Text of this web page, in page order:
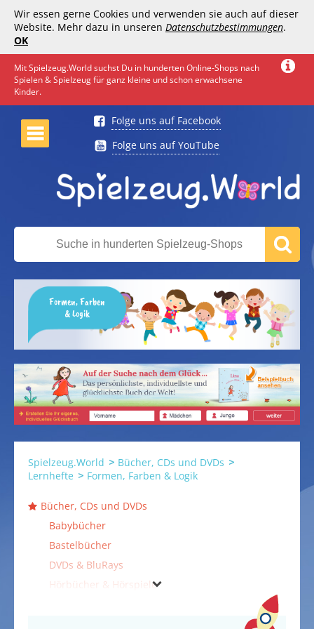
Wir essen gerne Cookies und verwenden sie auch auf dieser
Website. Mehr dazu in unseren Datenschutzbestimmungen.
OK
Mit Spielzeug.World suchst Du in hunderten Online-Shops nach
Spielen & Spielzeug für ganz kleine und schon erwachsene
Kinder.
Folge uns auf Facebook
Folge uns auf YouTube
Formen, Farben
& Logik
Spielzeug.World
Bücher, CDs und DVDs
Lernhefte
Formen, Farben & Logik
Bücher, CDs und DVDs
Babybücher
Bastelbücher
DVDs & BluRays
Hörbücher & Hörspiele